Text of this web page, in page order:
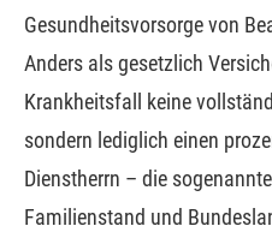
Gesundheitsvorsorge von
Anders als gesetzlich
Krankheitsfall keine
sondern lediglich einen
Dienstherrn – die
Familienstand und